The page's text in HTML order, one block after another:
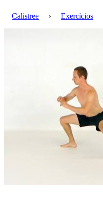
Calistree › Exercícios